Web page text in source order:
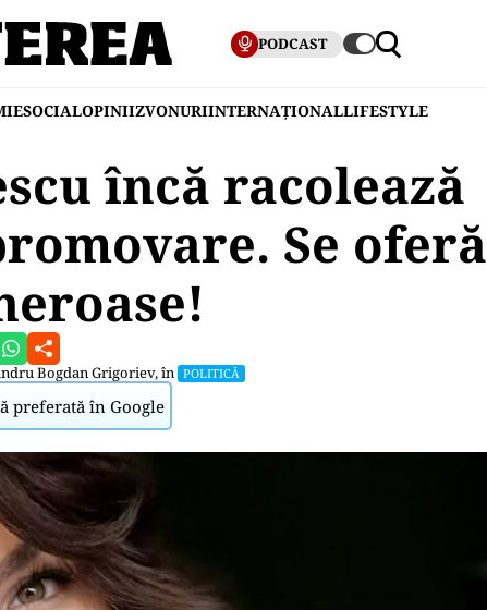
PODCAST
SOCIALOPINIIZVONURIINTERNAȚIONALLIFESTYLE
încă racolează
Se oferă
Bogdan Grigoriev, în POLITICĂ
preferată în Google